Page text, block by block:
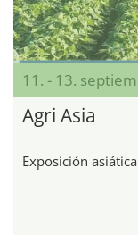
11. - 13.
Agri Asia
Exposición